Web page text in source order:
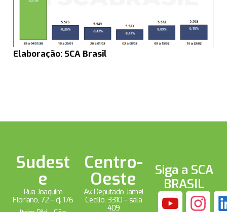
Elaboração: SCA Brasil
Sudest
e
Rua Joaquim
Floriano, 72 – cj. 176
Centro-
Oeste
Av. Deputado Jamel
Cecílio, 3310 – sala
409
Siga a SCA
BRASIL